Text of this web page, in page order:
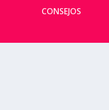
CONSEJOS